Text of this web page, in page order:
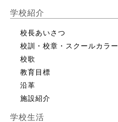
学校紹介
校長あいさつ
校訓・校章・スクールカラー
校歌
教育目標
沿革
施設紹介
学校生活